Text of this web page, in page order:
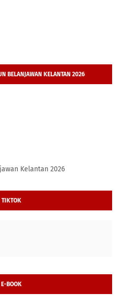
BELANJAWAN KELANTAN 2026
Kelantan 2026
TIKTOK
E-BOOK